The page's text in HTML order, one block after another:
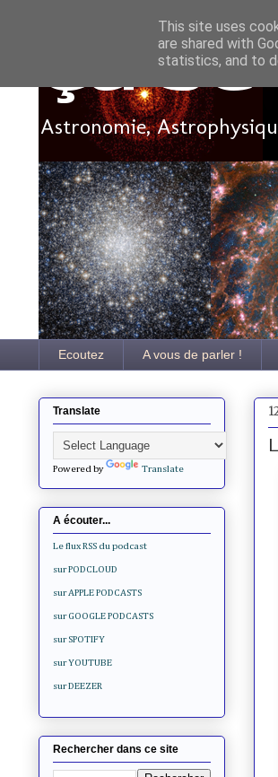
Ça
Astronomie,
Ecoutez A vous de parler !
Translate
Powered by Translate
A écouter...
Le flux RSS du podcast
sur PODCLOUD
sur APPLE PODCASTS
sur GOOGLE PODCASTS
sur SPOTIFY
sur YOUTUBE
sur DEEZER
Rechercher dans ce site
This site uses
are shared with
statistics, and to